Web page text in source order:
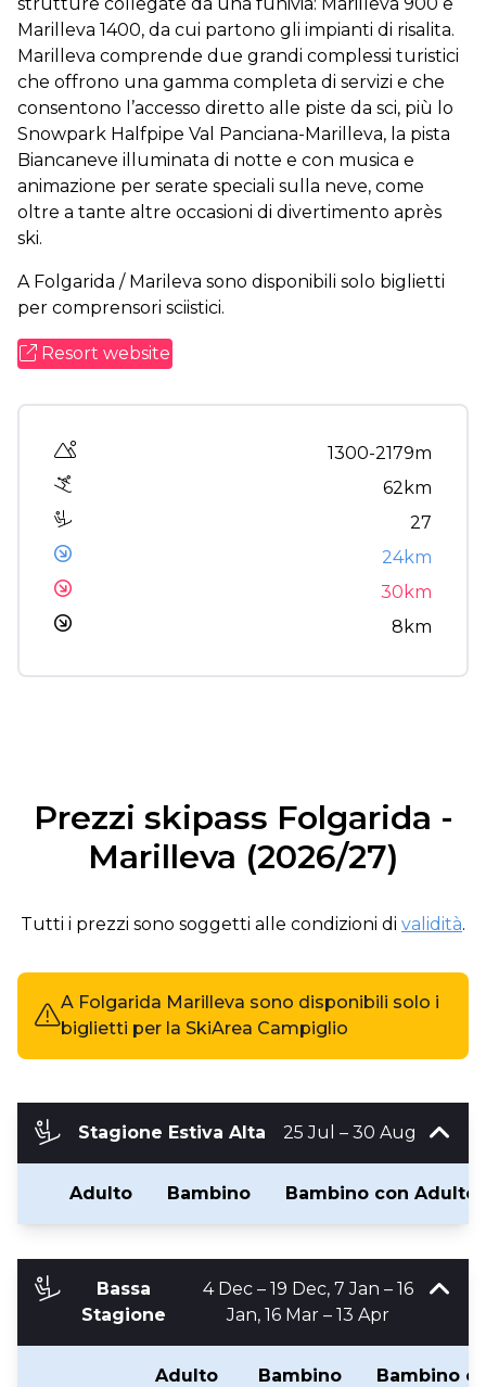
Marilleva 1400, da cui partono gli impianti di risalita.
Marilleva comprende due grandi complessi turistici
che offrono una gamma completa di servizi e che
consentono l’accesso diretto alle piste da sci, più lo
Snowpark Halfpipe Val Panciana-Marilleva, la pista
Biancaneve illuminata di notte e con musica e
animazione per serate speciali sulla neve, come
oltre a tante altre occasioni di divertimento après
ski.
A Folgarida / Marileva sono disponibili solo biglietti
per comprensori sciistici.
Resort website
Altitude range
1300-2179m
62km
27
24km
30km
8km
Prezzi skipass Folgarida -
Marilleva (2026/27)
Tutti i prezzi sono soggetti alle condizioni di validità.
A Folgarida Marilleva sono disponibili solo i
biglietti per la SkiArea Campiglio
Stagione Estiva Alta 25 Jul – 30 Aug
Adulto Bambino Bambino con Adulto
Bassa
Stagione
4 Dec – 19 Dec, 7 Jan – 16
Jan, 16 Mar – 13 Apr
Adulto Bambino Bambino